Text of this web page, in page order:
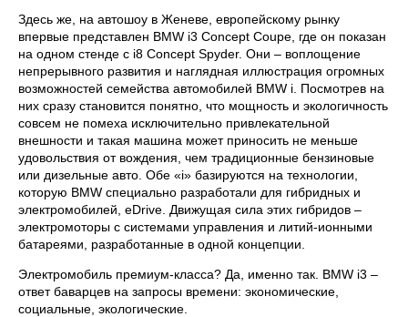
Здесь же, на автошоу в Женеве, европейскому рынку
впервые представлен BMW i3 Concept Coupe, где он показан
на одном стенде с i8 Concept Spyder. Они – воплощение
непрерывного развития и наглядная иллюстрация огромных
возможностей семейства автомобилей BMW i. Посмотрев на
них сразу становится понятно, что мощность и экологичность
совсем не помеха исключительно привлекательной
внешности и такая машина может приносить не меньше
удовольствия от вождения, чем традиционные бензиновые
или дизельные авто. Обе «i» базируются на технологии,
которую BMW специально разработали для гибридных и
электромобилей, eDrive. Движущая сила этих гибридов –
электромоторы с системами управления и литий-ионными
батареями, разработанные в одной концепции.
Электромобиль премиум-класса? Да, именно так. BMW i3 –
ответ баварцев на запросы времени: экономические,
социальные, экологические.